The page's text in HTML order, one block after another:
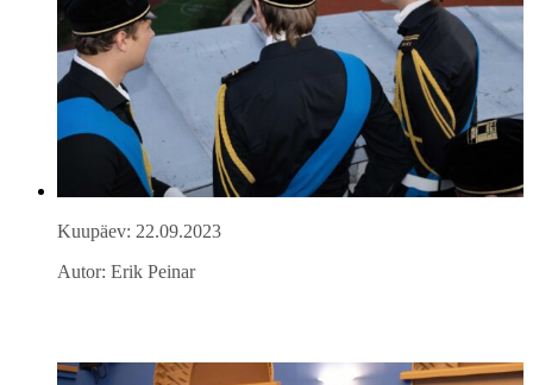
Kuupäev: 22.09.2023
Autor: Erik Peinar